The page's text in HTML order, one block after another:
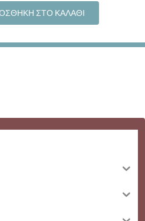
was:
29,90 €.
τιμή
είναι:
24,90 €.
ΣΤΟ ΚΑΛΆΘΙ